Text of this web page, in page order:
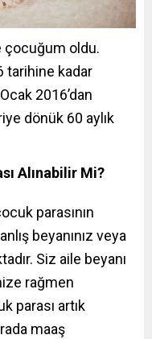
çocuğum oldu.
tarihine kadar
2016’dan
dönük 60 aylık
Alınabilir Mi?
parasının
beyanınız veya
Siz aile beyanı
rağmen
parası artık
maaş